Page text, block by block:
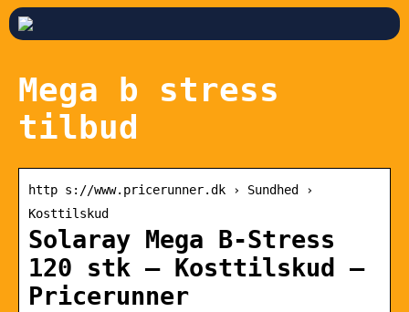
Mega b stress
tilbud
http s://www.pricerunner.dk › Sundhed ›
Kosttilskud
Solaray Mega B-Stress
120 stk – Kosttilskud –
Pricerunner